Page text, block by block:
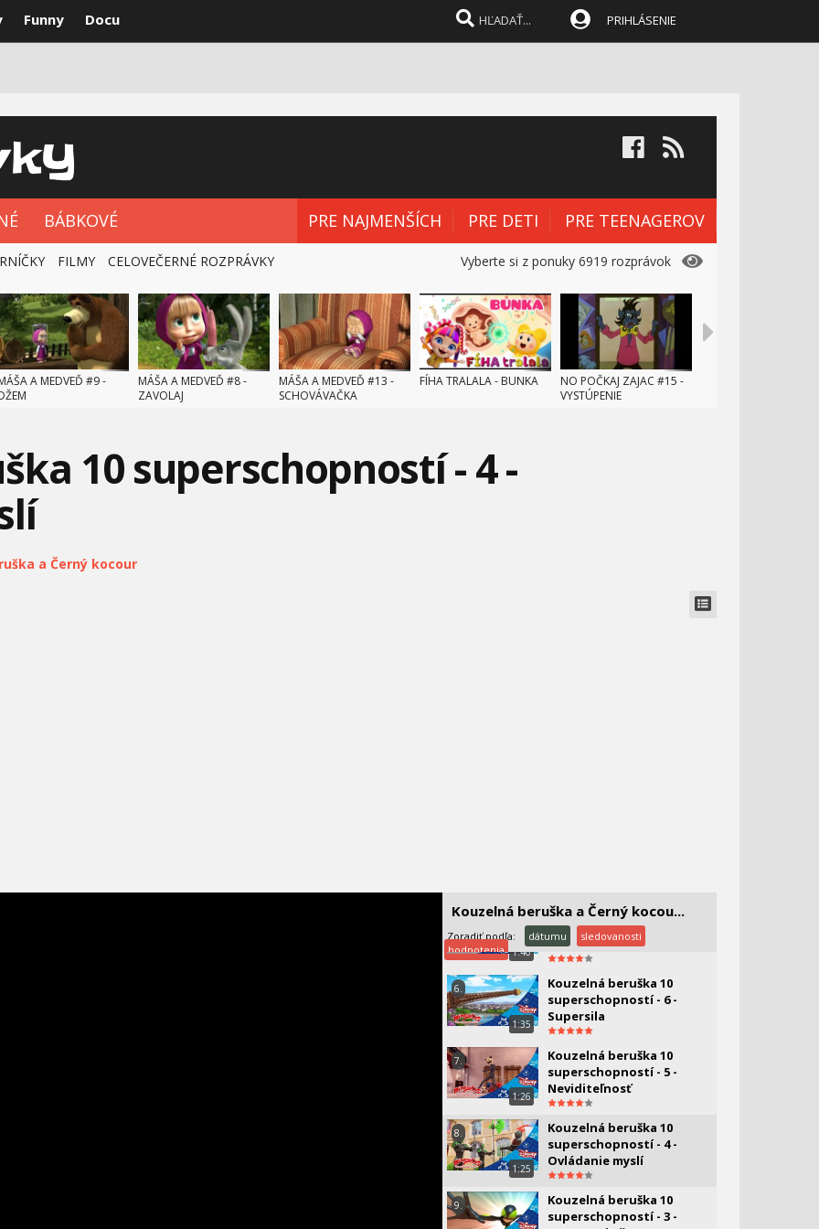
Funny Docu PRIHLÁSENIE
BÁBKOVÉ PRE NAJMENŠÍCH PRE DETI PRE TEENAGEROV
Vyberte si z ponuky 6919 rozprávok
FILMY CELOVEČERNÉ ROZPRÁVKY
A MEDVEĎ #9 -
MÁŠA A MEDVEĎ #8 -
ZAVOLAJ
MÁŠA A MEDVEĎ #13 -
SCHOVÁVAČKA
FÍHA TRALALA - BUNKA
NO POČKAJ ZAJAC #15 -
VYSTÚPENIE
A MEDVEĎ - 47 -
10 superschopností - 4 -
a Černý kocour
Kouzelná beruška a Černý kocou...
Zoradiť podľa: dátumu
sledovanosti
hodnotenia 1:40
5.
Kouzelná beruška - 10
superschopností - 7 -
Vytváranie ilúzii
1:35
6.
Kouzelná beruška 10
superschopností - 6 -
Supersila
1:26
7.
Kouzelná beruška 10
superschopností - 5 -
Neviditeľnosť
1:25
8.
Kouzelná beruška 10
superschopností - 4 -
Ovládanie myslí
9.
Kouzelná beruška 10
superschopností - 3 -